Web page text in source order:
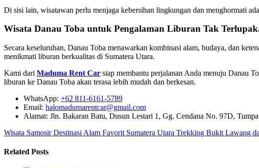
Di sisi lain, wisatawan perlu menjaga kebersihan lingkungan dan menghormati
Wisata Danau Toba untuk Pengalaman Liburan Tak
Secara keseluruhan, Danau Toba menawarkan kombinasi alam, budaya, dan
menikmati liburan berkualitas di Sumatera Utara.
Kami dari Maduma Rent Car siap membantu perjalanan Anda menuju Danau
liburan ke Danau Toba akan terasa lebih mudah dan berkesan.
WhatsApp: +62 811-6161-5789
Email: halomadumarentcar@gmail.com
Alamat: Jln. Bakaran Batu, Dusun Lestari 1, Gg. Cendana No. 97D,
Wisata Samosir Destinasi Alam Favorit Sumatera Utara Trekking Bukit Lawang
Related Posts